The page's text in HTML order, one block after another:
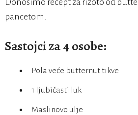
Donosimo recept za rižoto od
pancetom.
Sastojci za 4 osobe:
Pola veće butternut tikve
1 ljubičasti luk
Maslinovo ulje